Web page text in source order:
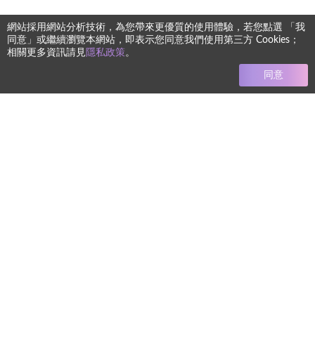
網站採用網站分析技術，為您帶來更優質的使用體驗，若您點選 「我
同意」或繼續瀏覽本網站，即表示您同意我們使用第三方 Cookies；
相關更多資訊請見 隱私政策。
同意